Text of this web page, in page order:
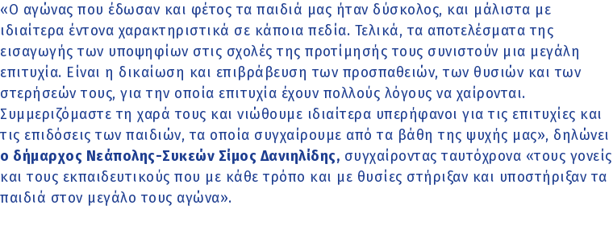
«Ο αγώνας που έδωσαν και φέτος τα παιδιά μας ήταν δύσκολος, και μάλιστα με
ιδιαίτερα έντονα χαρακτηριστικά σε κάποια πεδία. Τελικά, τα αποτελέσματα της
εισαγωγής των υποψηφίων στις σχολές της προτίμησής τους συνιστούν μια μεγάλη
επιτυχία. Είναι η δικαίωση και επιβράβευση των προσπαθειών, των θυσιών και των
στερήσεών τους, για την οποία επιτυχία έχουν πολλούς λόγους να χαίρονται.
Συμμεριζόμαστε τη χαρά τους και νιώθουμε ιδιαίτερα υπερήφανοι για τις επιτυχίες και
τις επιδόσεις των παιδιών, τα οποία συγχαίρουμε από τα βάθη της ψυχής μας», δηλώνει
ο δήμαρχος Νεάπολης-Συκεών Σίμος Δανιηλίδης, συγχαίροντας ταυτόχρονα «τους γονείς
και τους εκπαιδευτικούς που με κάθε τρόπο και με θυσίες στήριξαν και υποστήριξαν τα
παιδιά στον μεγάλο τους αγώνα».